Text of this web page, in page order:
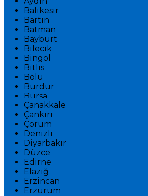
Balıkesir
Bartın
Batman
Bayburt
Bilecik
Bingöl
Bitlis
Bolu
Burdur
Bursa
Çanakkale
Çankırı
Çorum
Denizli
Diyarbakır
Düzce
Edirne
Elazığ
Erzincan
Erzurum